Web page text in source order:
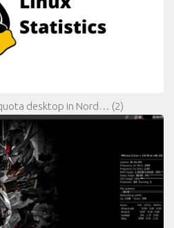
desktop in Nord… (2)